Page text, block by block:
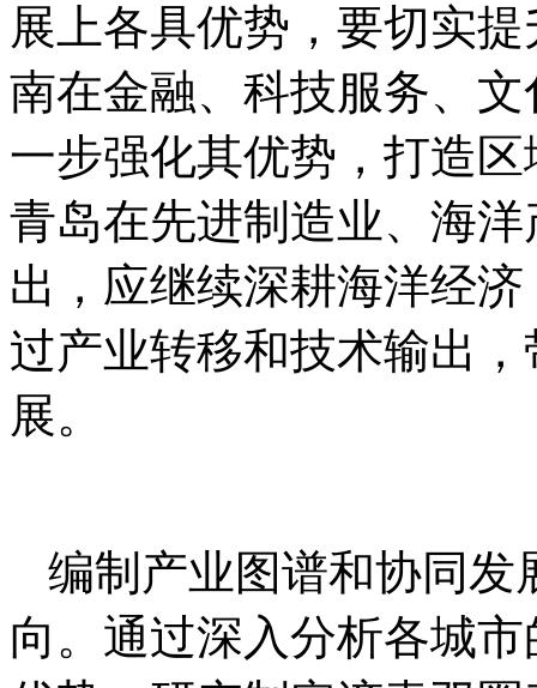
展上各具优势，要切实
南在金融、科技服务、
一步强化其优势，打造
青岛在先进制造业、海
出，应继续深耕海洋经
过产业转移和技术输出
展。
编制产业图谱和协同发
向。通过深入分析各城